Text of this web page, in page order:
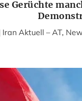
Gerüchte
Iran Aktuell – AT,